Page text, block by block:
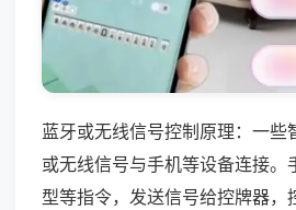
蓝牙或无线信号控制原理：一些
或无线信号与手机等设备连接。
型等指令，发送信号给控牌器，